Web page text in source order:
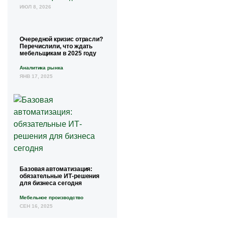
ИЮЛ 8, 2026
Очередной кризис отрасли?
Перечислили, что ждать
мебельщикам в 2025 году
Аналитика рынка
ЯНВ 17, 2025
Базовая автоматизация:
обязательные ИТ-решения
для бизнеса сегодня
Мебельное производство
СЕН 16, 2025